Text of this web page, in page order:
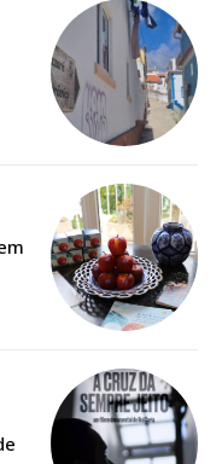
feira em sua
para